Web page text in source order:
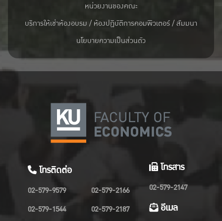
หน่วยงานของคณะ
บริการให้เช่าห้องอบรม / ห้องปฏิบัติการคอมพิวเตอร์ / สัมมนา
นโยบายความเป็นส่วนตัว
โทรติดต่อ
02-579-9579
02-579-1544
02-579-2166
02-579-2187
โทรสาร
02-579-2147
อีเมล